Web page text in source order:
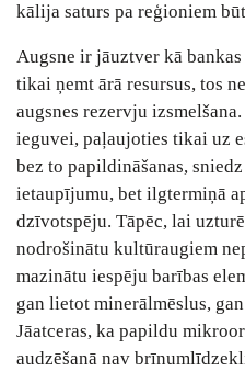
kālija saturs pa reģioniem
Augsne ir jāuztver kā
tikai ņemt ārā resursus, tos
augsnes rezervju
ieguvei, paļaujoties tikai uz
bez to papildināšanas,
ietaupījumu, bet ilgtermiņā
dzīvotspēju. Tāpēc, lai
nodrošinātu kultūraugiem
mazinātu iespēju barības
gan lietot minerālmēslus,
Jāatceras, ka papildu
audzēšanā nav